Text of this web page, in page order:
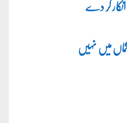
انکار کر دے
میں نہیں